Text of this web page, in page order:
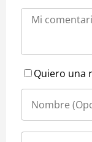
Quiero una